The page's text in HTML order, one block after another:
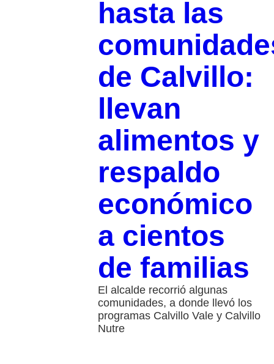
hasta las
de Calvillo:
llevan
alimentos y
respaldo
económico
a cientos
de familias
El alcalde recorrió algunas
comunidades, a donde llevó los
programas Calvillo Vale y Calvillo
Nutre